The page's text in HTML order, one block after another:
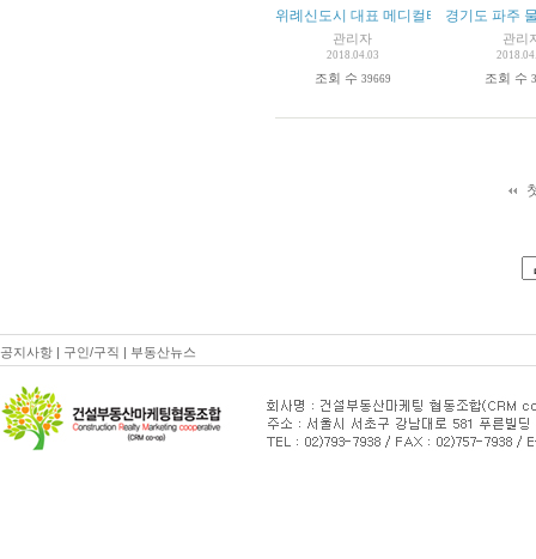
위례신도시 대표 메디컬타워
관리자
2018.04.03
조회 수 39669
경기도 파주
관리
조회 수
공지사항 구인/구직 부동산뉴스